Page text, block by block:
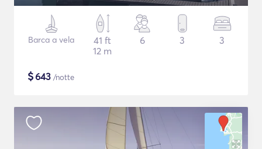
Barca a vela
41 ft
12 m
6 3 3
$643 /notte